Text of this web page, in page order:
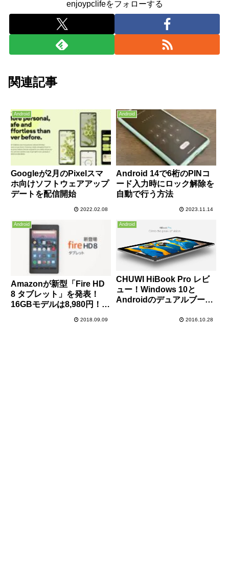
enjoypclifeをフォローする
関連記事
Android
Googleが2月のPixelスマ
ホ向けソフトウェアアップ
デートを配信開始
2022.02.08
Android
Android 14で6桁のPINコ
ード入力時にロック解除を
自動で行う方法
2023.11.14
Android
Amazonが新型「Fire HD
8 タブレット」を発表！
16GBモデルは8,980円！旧
売中！スペックの違いをま
2018.09.09
Android
CHUWI HiBook Pro レビ
ュー！Windows 10と
Androidのデュアルブー
のコスパに優れたタブレッ
2016.10.28